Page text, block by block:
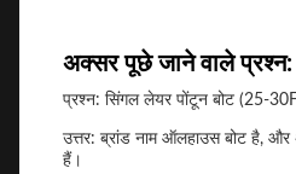
अक्सर पूछे जाने वाले प्रश्न:
प्रश्न: सिंगल लेयर पोंटून बोट (25-
उत्तर: ब्रांड नाम ऑलहाउस बोट है,
हैं।